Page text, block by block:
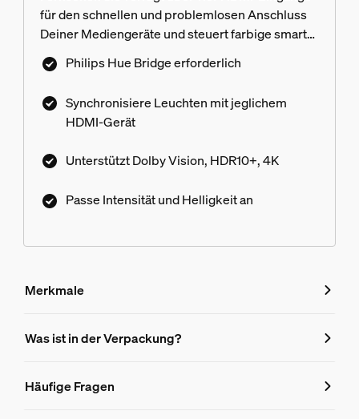
für den schnellen und problemlosen Anschluss
Deiner Mediengeräte und steuert farbige smarte
Lampen passend zu den Inhalten, die Du Dir
ansiehst oder anhörst.
Philips Hue Bridge erforderlich
Synchronisiere Leuchten mit jeglichem
HDMI-Gerät
Unterstützt Dolby Vision, HDR10+, 4K
Passe Intensität und Helligkeit an
Merkmale
Merkmale
8718699704803
Was ist in der Verpackung?
Häufige Fragen